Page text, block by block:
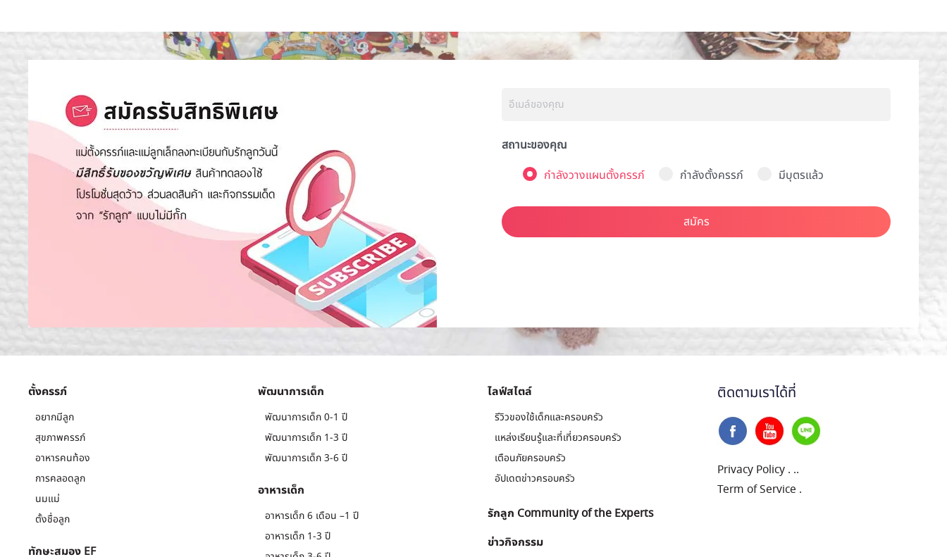
สถานะของคุณ
กำลังวางแผนตั้งครรภ์
กำลังตั้งครรภ์ มีบุตรแล้ว
สมัคร
ตั้งครรภ์
อยากมีลูก
สุขภาพครรภ์
อาหารคนท้อง
การคลอดลูก
นมแม่
ตั้งชื่อลูก
ทักษะสมอง EF
พัฒนาการเด็ก
พัฒนาการเด็ก 0-1 ปี
พัฒนาการเด็ก 1-3 ปี
พัฒนาการเด็ก 3-6 ปี
อาหารเด็ก
อาหารเด็ก 6 เดือน –1 ปี
อาหารเด็ก 1-3 ปี
ไลฟ์สไตล์
รีวิวของใช้เด็กและครอบครัว
แหล่งเรียนรู้และที่เที่ยวครอบครัว
เตือนภัยครอบครัว
อัปเดตข่าวครอบครัว
รักลูก Community of the Experts
ข่าวกิจกรรม
ติดตามเราได้ที่
Privacy Policy . ..
Term of Service .